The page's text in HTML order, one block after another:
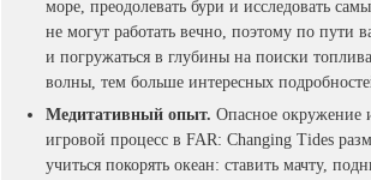
море, преодолевать бури и исследовать
не могут работать вечно, поэтому по пути
и погружаться в глубины на поиски
волны, тем больше интересных
Медитативный опыт. Опасное окружение
игровой процесс в FAR: Changing Tides
учиться покорять океан: ставить мачту,